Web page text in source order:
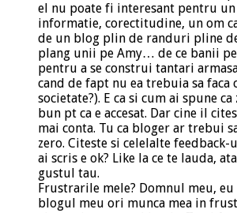
el nu poate fi interesant pentru
informatie, corectitudine, un om
de un blog plin de randuri pline
plang unii pe Amy… de ce banii
pentru a se construi tantari
cand de fapt nu ea trebuia sa faca
societate?). E ca si cum ai spune
bun pt ca e accesat. Dar cine il
mai conta. Tu ca bloger ar trebui
zero. Citeste si celelalte feedback-
ai scris e ok? Like la ce te lauda,
gustul tau.
Frustrarile mele? Domnul meu,
blogul meu ori munca mea in